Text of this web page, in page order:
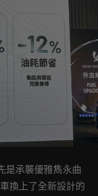
是承襲優雅雋永曲
換上了全新設計的